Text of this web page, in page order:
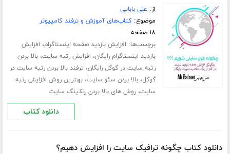
از: علی بابایی
موضوع:کتاب‌های آموزش و ترفند کامپیوتر
۱۸ صفحه
برچسب‌ها: افزایش بازدید صفحه اینستاگرام، افزایش
بازدید اینستاگرام رایگان، افزایش رتبه سایت،بالا بردن
رتبه سایت در گوگل رایگان، ترفند بالا بردن رتبه سایت در
گوگل،بالا بردن سئو سایت،بهترین روش افزایش رتبه
سایت،روش های بالا بردن رنکینگ سایت
دانلود کتاب
دانلود کتاب چگونه ترافيک سایت را افزایش دهيم؟